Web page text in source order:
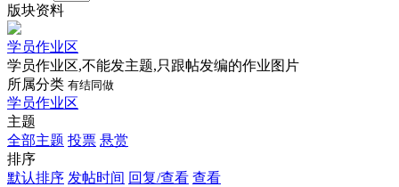
版块资料
学员作业区
学员作业区,不能发主题,只跟帖发编的作业图片
所属分类 有结同做
学员作业区
主题
全部主题 投票 悬赏
排序
默认排序 发帖时间 回复/查看 查看